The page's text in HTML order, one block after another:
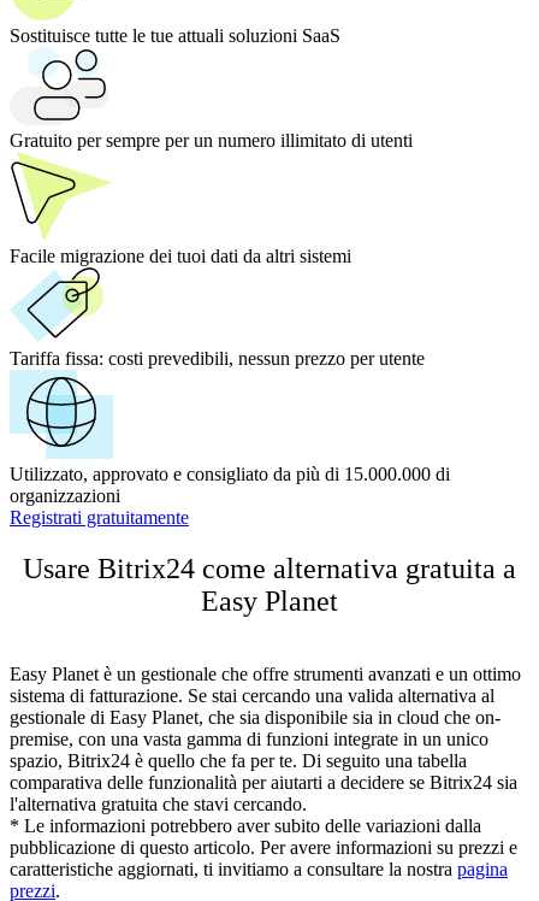
Sostituisce tutte le tue attuali soluzioni SaaS
Gratuito per sempre per un numero illimitato di utenti
Facile migrazione dei tuoi dati da altri sistemi
Tariffa fissa: costi prevedibili, nessun prezzo per utente
Utilizzato, approvato e consigliato da più di 15.000.000 di
organizzazioni
Registrati gratuitamente
Usare Bitrix24 come alternativa gratuita a
Easy Planet
Easy Planet è un gestionale che offre strumenti avanzati e un ottimo
sistema di fatturazione. Se stai cercando una valida alternativa al
gestionale di Easy Planet, che sia disponibile sia in cloud che on-
premise, con una vasta gamma di funzioni integrate in un unico
spazio, Bitrix24 è quello che fa per te. Di seguito una tabella
comparativa delle funzionalità per aiutarti a decidere se Bitrix24 sia
l'alternativa gratuita che stavi cercando.
* Le informazioni potrebbero aver subito delle variazioni dalla
pubblicazione di questo articolo. Per avere informazioni su prezzi e
caratteristiche aggiornati, ti invitiamo a consultare la nostra pagina
prezzi.